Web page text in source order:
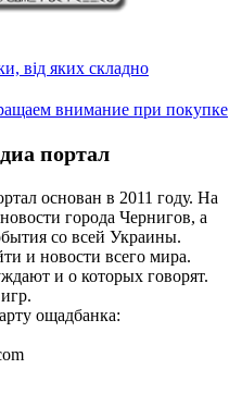
від яких складно
внимание при покупке
портал
основан в 2011 году. На
города Чернигов, а
со всей Украины.
и новости всего мира.
и о которых говорят.
ощадбанка: